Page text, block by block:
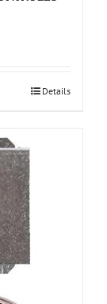
Details